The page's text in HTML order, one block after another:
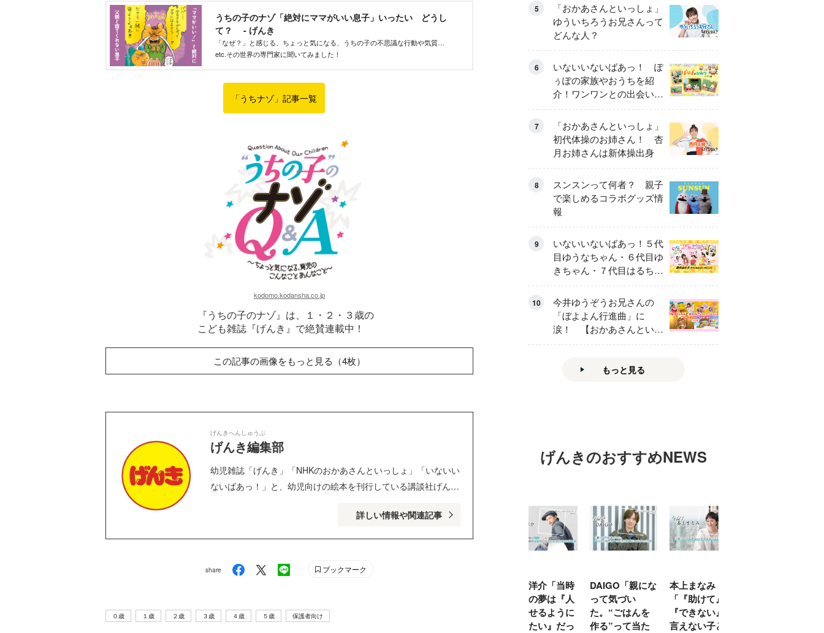
うちの子のナゾ「絶対にママがいい息子」いったい どうし
て？ - げんき
「なぜ？」と感じる、ちょっと気になる、うちの子の不思議な行動や気質…
etc.その世界の専門家に聞いてみました！
「うちナゾ」記事一覧
kodomo.kodansha.co.jp
『うちの子のナゾ』は、１・２・３歳の
こども雑誌『げんき』で絶賛連載中！
この記事の画像をもっと見る（4枚）
げんきへんしゅうぶ
げんき編集部
幼児雑誌「げんき」「NHKのおかあさんといっしょ」「いないい
ないばあっ！」と、幼児向けの絵本を刊行している講談社げんき
を中心に、おもしろくて役に立つ子育てや絵本の情報が満載！
詳しい情報や関連記事
share ブックマーク
０歳 １歳 ２歳 ３歳 ４歳 ５歳 保護者向け
5
「おかあさんといっしょ」
ゆういちろうお兄さんって
どんな人？
6
いないいないばあっ！ ぽ
ぅぽの家族やおうちを紹
介！ワンワンとの出会いの
瞬間も
7
「おかあさんといっしょ」
初代体操のお姉さん！ 杏
月お姉さんは新体操出身
8
スンスンって何者？ 親子
で楽しめるコラボグッズ情
報
9
いないいないばあっ！５代
目ゆうなちゃん・６代目ゆ
きちゃん・７代目はるちゃ
ん スペシャルインタビュ
ー
10
今井ゆうぞうお兄さんの
「ぼよよん行進曲」に
涙！ 【おかあさんといっ
しょ65周年特別番組】
もっと見る
げんきのおすすめNEWS
きな子』だった
けど『歌がうま
「小３で観たあ
の人の映画が人
ーになろうと思
ったことは一度
窪塚洋介「当時
の俺の夢は『人
と話せるように
なりたい』だっ
DAIGO「親にな
って気づい
た。“ごはんを
作る”って当た
本上まなみ
「『助けて』
『できない』が
言えない子ども